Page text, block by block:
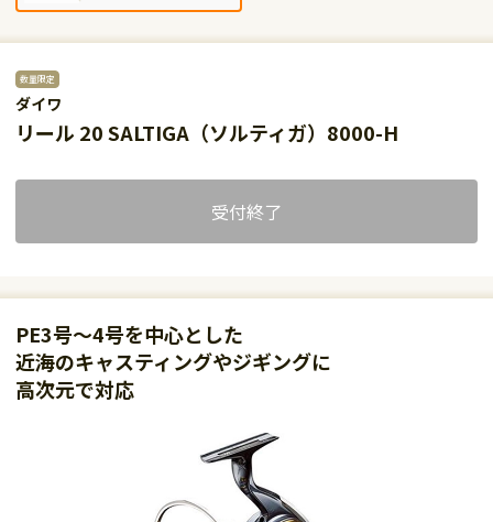
数量限定
ダイワ
リール 20 SALTIGA（ソルティガ）8000-H
受付終了
PE3号〜4号を中心とした
近海のキャスティングやジギングに
高次元で対応